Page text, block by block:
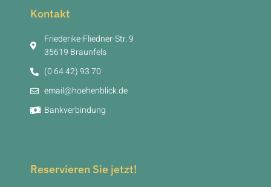
Kontakt
Friederike-Fliedner-Str. 9
35619 Braunfels
(0 64 42) 93 70
email@hoehenblick.de
Bankverbindung
Reservieren Sie jetzt!